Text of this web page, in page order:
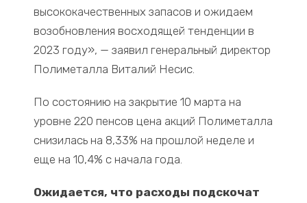
высококачественных запасов и ожидаем
возобновления восходящей тенденции в
2023 году», — заявил генеральный директор
Полиметалла Виталий Несис.
По состоянию на закрытие 10 марта на
уровне 220 пенсов цена акций Полиметалла
снизилась на 8,33% на прошлой неделе и
еще на 10,4% с начала года.
Ожидается, что расходы подскочат